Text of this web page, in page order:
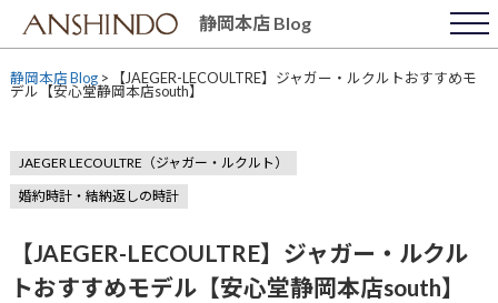
content
静岡本店 Blog
静岡本店 Blog> 【JAEGER-LECOULTRE】ジャガー・ルクルトおすすめモ
デル【安心堂静岡本店south】
JAEGER LECOULTRE（ジャガー・ルクルト）
婚約時計・結納返しの時計
【JAEGER-LECOULTRE】ジャガー・ルクル
トおすすめモデル【安心堂静岡本店south】